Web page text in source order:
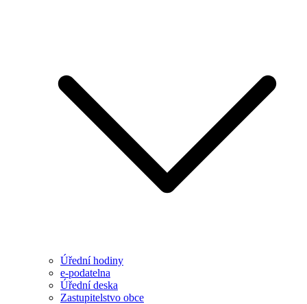
Úřední hodiny
e-podatelna
Úřední deska
Zastupitelstvo obce